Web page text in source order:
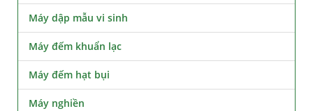
Máy dập mẫu vi sinh
Máy đếm khuẩn lạc
Máy đếm hạt bụi
Máy nghiền